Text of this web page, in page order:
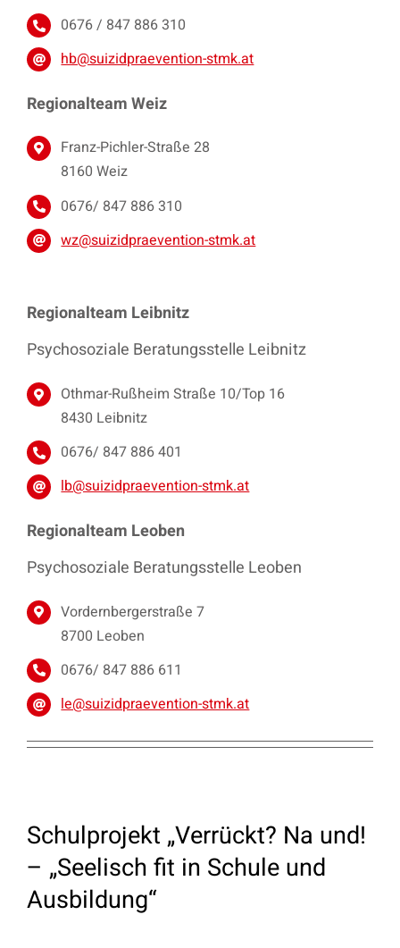
0676 / 847 886 310
hb@suizidpraevention-stmk.at
Regionalteam Weiz
Franz-Pichler-Straße 28
8160 Weiz
0676/ 847 886 310
wz@suizidpraevention-stmk.at
Regionalteam Leibnitz
Psychosoziale Beratungsstelle Leibnitz
Othmar-Rußheim Straße 10/Top 16
8430 Leibnitz
0676/ 847 886 401
lb@suizidpraevention-stmk.at
Regionalteam Leoben
Psychosoziale Beratungsstelle Leoben
Vordernbergerstraße 7
8700 Leoben
0676/ 847 886 611
le@suizidpraevention-stmk.at
Schulprojekt „Verrückt? Na und!
– „Seelisch fit in Schule und
Ausbildung“